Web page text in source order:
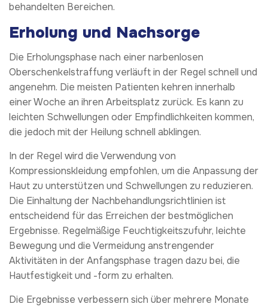
behandelten Bereichen.
Erholung und Nachsorge
Die Erholungsphase nach einer narbenlosen
Oberschenkelstraffung verläuft in der Regel schnell und
angenehm. Die meisten Patienten kehren innerhalb
einer Woche an ihren Arbeitsplatz zurück. Es kann zu
leichten Schwellungen oder Empfindlichkeiten kommen,
die jedoch mit der Heilung schnell abklingen.
In der Regel wird die Verwendung von
Kompressionskleidung empfohlen, um die Anpassung der
Haut zu unterstützen und Schwellungen zu reduzieren.
Die Einhaltung der Nachbehandlungsrichtlinien ist
entscheidend für das Erreichen der bestmöglichen
Ergebnisse. Regelmäßige Feuchtigkeitszufuhr, leichte
Bewegung und die Vermeidung anstrengender
Aktivitäten in der Anfangsphase tragen dazu bei, die
Hautfestigkeit und -form zu erhalten.
Die Ergebnisse verbessern sich über mehrere Monate